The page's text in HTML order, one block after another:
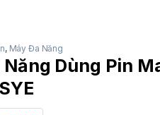
, Máy Đa Năng
Dùng Pin